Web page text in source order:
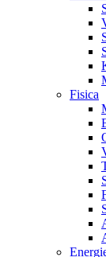
Fisica